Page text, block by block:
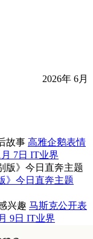
2026年 6月
高雅企鹅表情
7日 IT业界
》今日直奔主题
马斯克公开表
9日 IT业界